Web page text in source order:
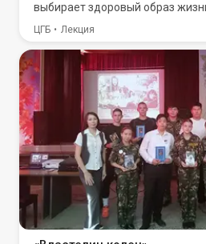
выбирает здоровый образ
ЦГБ Лекция